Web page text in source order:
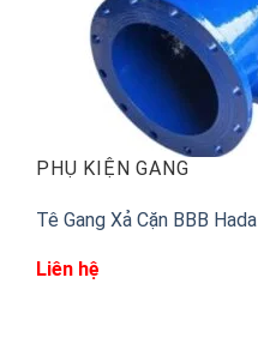
PHỤ KIỆN GANG
Tê Gang Xả Cặn BBB Hada
Liên hệ